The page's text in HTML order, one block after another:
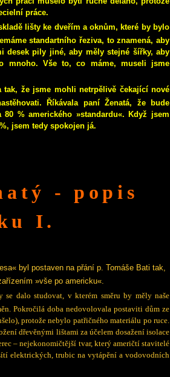
práce.
lišty ke dveřím a oknům, které by bylo
standartního řeziva, to znamená, aby
desek pily jiné, aby měly stejné šířky, aby
mnoho. Vše to, co máme, museli jsme
tak, že jsme mohli netrpělivě čekající nové
Říkávala paní Ženatá, že bude
% amerického »standardu«. Když jsem
jsem tedy spokojen já.
- popis
I.
byl postaven na přání p. Tomáše Bati tak,
»vše po americku«.
se dalo studovat, v kterém směru by měly naše
Pokročilá doba nedovolovala postaviti dům ze
protože nebylo patřičného materiálu po ruce.
dřevěnými lištami za účelem dosažení isolace
– nejekonomičtější tvar, který američtí stavitelé
elektrických, trubic na vytápění a vodovodních